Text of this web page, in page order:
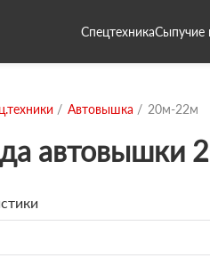
СпецтехникаСыпучие
Автовышка 20м-22м
автовышки